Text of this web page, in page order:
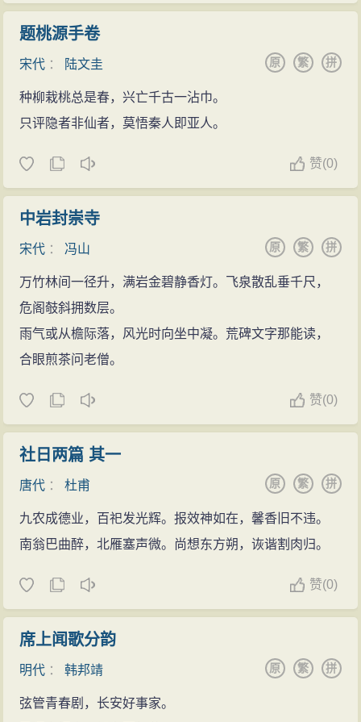
题桃源手卷
宋代 ： 陆文圭 拼
繁
原
种柳栽桃总是春，兴亡千古一沾巾。
只评隐者非仙者，莫悟秦人即亚人。
赞(0)
中岩封崇寺
宋代 ： 冯山 拼
繁
原
万竹林间一径升，满岩金碧静香灯。飞泉散乱垂千尺，
危阁攲斜拥数层。
雨气或从檐际落，风光时向坐中凝。荒碑文字那能读，
合眼煎茶问老僧。
赞(0)
社日两篇 其一
唐代 ：杜甫 拼
繁
原
九农成德业，百祀发光辉。报效神如在，馨香旧不违。
南翁巴曲醉，北雁塞声微。尚想东方朔，诙谐割肉归。
赞(0)
席上闻歌分韵
明代 ：韩邦靖 拼
繁
原
弦管青春剧，长安好事家。